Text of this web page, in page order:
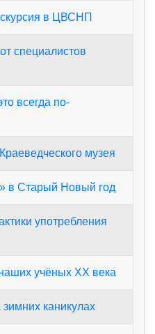
в ЦВСНП
специалистов
всегда по-
музея
в Старый Новый год
употребления
учёных XX века
каникулах